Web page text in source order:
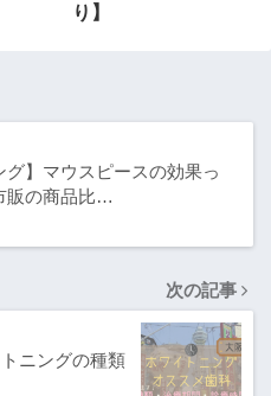
り】
グ】マウスピースの効果っ
販の商品比…
次の記事
ニングの種類